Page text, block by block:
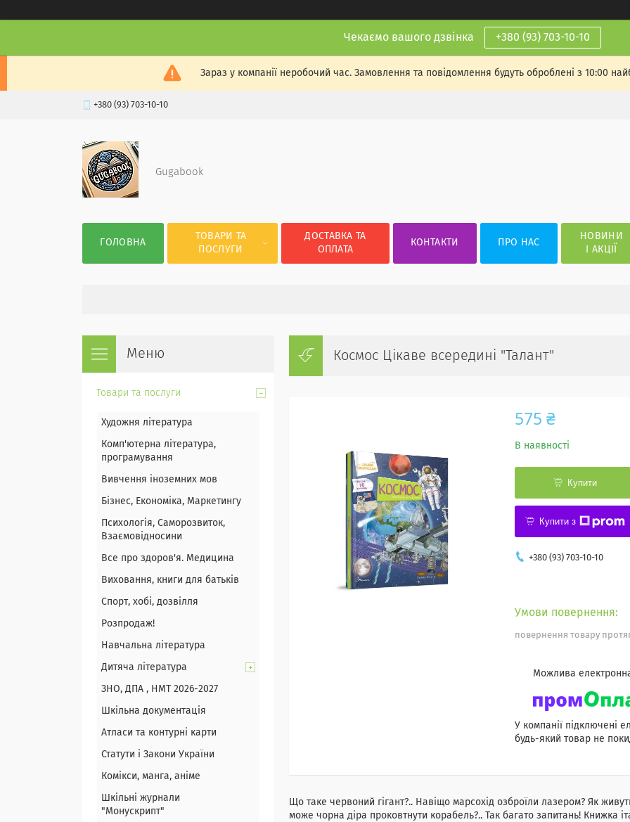
Чекаємо вашого дзвінка +380 (93) 703-10-10
Зараз у компанії неробочий час. Замовлення та повідомлення будуть оброблені з 10:00
+380 (93) 703-10-10
Gugabook
ГОЛОВНА
ТОВАРИ ТА
ПОСЛУГИ
ДОСТАВКА ТА
ОПЛАТА
КОНТАКТИ ПРО НАС
НОВИНИ
І АКЦІЇ
Космос Цікаве всередині "Талант"
575 ₴
В наявності
Купити
Купити з
+380 (93) 703-10-10
повернення товару
У компанії підключені
будь-який товар не
Що таке червоний гігант?.. Навіщо марсохід озброїли лазером? Як
може чорна діра проковтнути корабель?.. Так багато запитань! Книжка
Товари та послуги
Художня література
Комп'ютерна література,
програмування
Вивчення іноземних мов
Бізнес, Економіка, Маркетингу
Психологія, Саморозвиток,
Взаємовідносини
Все про здоров'я. Медицина
Виховання, книги для батьків
Спорт, хобі, дозвілля
Розпродаж!
Навчальна література
Дитяча література
ЗНО, ДПА , НМТ 2026-2027
Шкільна документація
Атласи та контурні карти
Статути і Закони України
Комікси, манга, аніме
Шкільні журнали
"Монускрипт"